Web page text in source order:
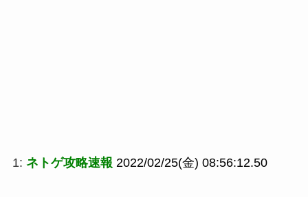
1: ネトゲ攻略速報 2022/02/25(金) 08:56:12.50